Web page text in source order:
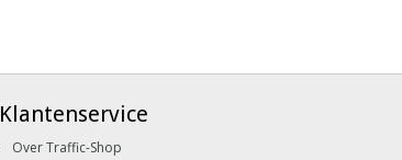
Klantenservice
Over Traffic-Shop